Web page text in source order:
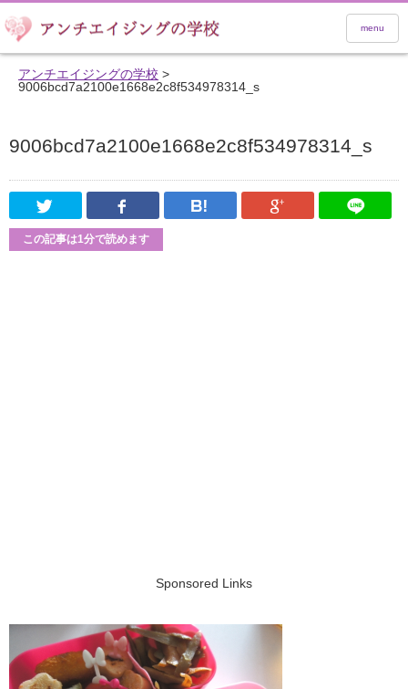
menu
アンチエイジングの学校 >
9006bcd7a2100e1668e2c8f534978314_s
9006bcd7a2100e1668e2c8f534978314_s
Twitter Facebook はてなブックマーク
Google
この記事は1分で読めます
Sponsored Links